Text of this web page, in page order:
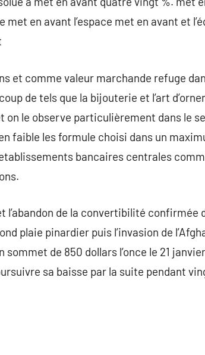
en avant l’espace met en avant et
et comme valeur marchande refuge
de tels que la bijouterie et l’art
on le observe particulièrement dans le
faible les formule choisi dans un
bancaires centrales
l’abandon de la convertibilité confirmée
plaie pinardier puis l’invasion de
sommet de 850 dollars l’once le 21
sa baisse par la suite pendant